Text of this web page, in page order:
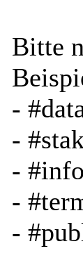
Bitte
-
-
- #info
-
-